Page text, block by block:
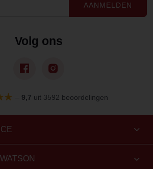
AANMELDEN
Volg ons
– 9,7 uit 3592 beoordelingen